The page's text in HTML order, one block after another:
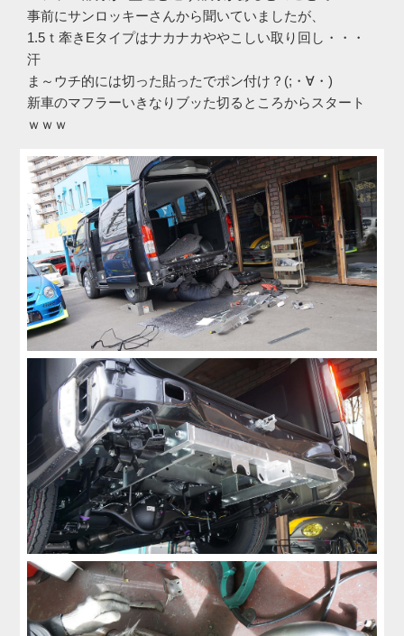
事前にサンロッキーさんから聞いていましたが、
1.5ｔ牽きEタイプはナカナカややこしい取り回し・・・
汗
ま～ウチ的には切った貼ったでポン付け？(;・∀・)
新車のマフラーいきなりブッた切るところからスタート
ｗｗｗ